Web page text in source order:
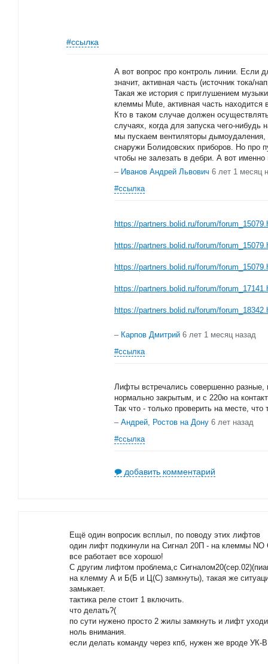
#ссылка
А вот вопрос про контроль линии. Если
значит, активная часть (источник тока/
Такая же история с приглушением
клеммы Mute, активная часть находится
Кто в таком случае должен
случаях, когда для запуска чего-нибудь
мы пускаем вентиляторы дымоудаления,
снаружи Болидовских приборов. Но про
чтобы не залезать в дебри. А вот
– Иванов Андрей Львович 6 лет 1 месяц
#ссылка
https://partners.bolid.ru/forum/
https://partners.bolid.ru/forum/
https://partners.bolid.ru/forum/
https://partners.bolid.ru/forum/
https://partners.bolid.ru/forum/
– Карпов Дмитрий 6 лет 1 месяц назад
#ссылка
Лифты встречались совершенно
нормально закрытым, и с 220ю на
Так что - только проверить на месте,
– Андрей, Ростов на Дону 6 лет назад
#ссылка
добавить комментарий
Ещё один вопросик всплыл, по поводу этих лифтов
один лифт подкинули на Сигнал 20П - на клеммы NO
все работает все хорошо!
С другим лифтом проблема,с
на клемму А и Б(Б и Ц(С) замкнуты), такая же
замыкает.
тактика реле стоит 1 включить.
что делать?(
по сути нужено просто 2 жилы замкнуть и лифт
ноль внимания.
если делать команду через кпб, нужен же вроде УК-